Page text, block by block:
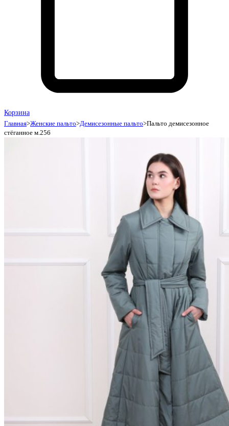
Корзина
Главная>Женские пальто>Демисезонные пальто>Пальто демисезонное
стёганное м.256